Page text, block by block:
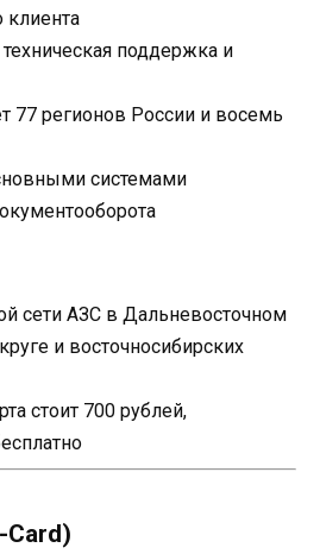
клиента
техническая поддержка и
77 регионов России и восемь
системами
сети АЗС в Дальневосточном
и восточносибирских
стоит 700 рублей,
Card)